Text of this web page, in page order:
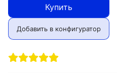
Купить
Добавить в конфигуратор